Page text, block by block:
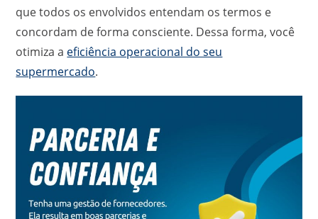
que todos os envolvidos entendam os termos e
concordam de forma consciente. Dessa forma, você
otimiza a eficiência operacional do seu
supermercado.